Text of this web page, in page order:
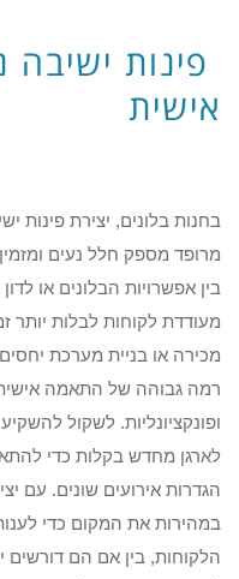
פינות
אישית
בחנות בלונים, יצירת פינות
מרופד מספק חלל נעים
בין אפשרויות הבלונים או
מעודדת לקוחות לבלות יותר
מכירה או בניית מערכת
רמה גבוהה של התאמה אישית
ופונקציונליות. לשקול
לארגן מחדש בקלות כדי
הגדרות אירועים שונים. עם
במהירות את המקום כדי
הלקוחות, בין אם הם דורשים